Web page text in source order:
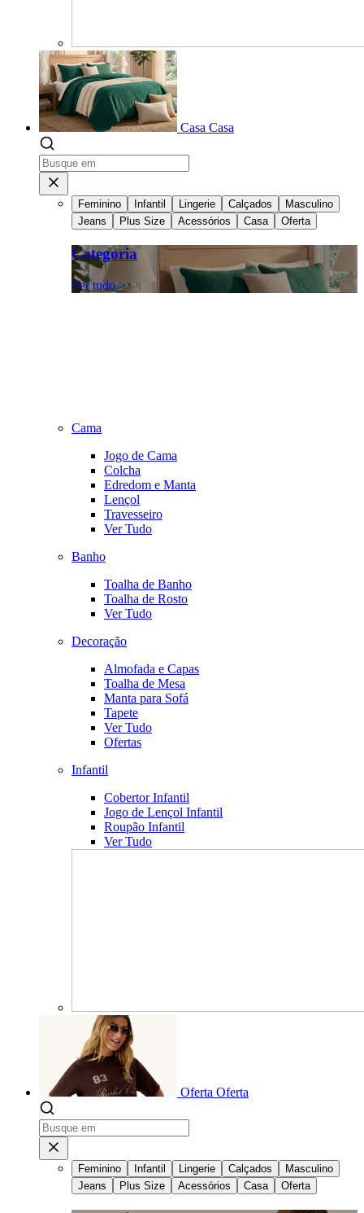
Casa Casa
Feminino Infantil Lingerie Calçados
Masculino
Jeans
Plus Size Acessórios Casa Oferta
Categoria
Ver tudo >
Cama
Jogo de Cama
Colcha
Edredom e Manta
Lençol
Travesseiro
Ver Tudo
Banho
Toalha de Banho
Toalha de Rosto
Ver Tudo
Decoração
Almofada e Capas
Toalha de Mesa
Manta para Sofá
Tapete
Ver Tudo
Ofertas
Infantil
Cobertor Infantil
Jogo de Lençol Infantil
Roupão Infantil
Ver Tudo
Oferta Oferta
Feminino Infantil Lingerie Calçados
Masculino
Jeans
Plus Size Acessórios Casa Oferta